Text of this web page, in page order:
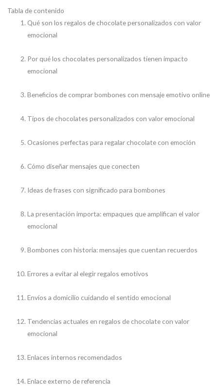
Tabla de contenido
Qué son los regalos de chocolate personalizados con valor
emocional
Por qué los chocolates personalizados tienen impacto
emocional
Beneficios de comprar bombones con mensaje emotivo online
Tipos de chocolates personalizados con valor emocional
Ocasiones perfectas para regalar chocolate con emoción
Cómo diseñar mensajes que conecten
Ideas de frases con significado para bombones
La presentación importa: empaques que amplifican el valor
emocional
Bombones con historia: mensajes que cuentan recuerdos
Errores a evitar al elegir regalos emotivos
Envíos a domicilio cuidando el sentido emocional
Tendencias actuales en regalos de chocolate con valor
emocional
Enlaces internos recomendados
Enlace externo de referencia